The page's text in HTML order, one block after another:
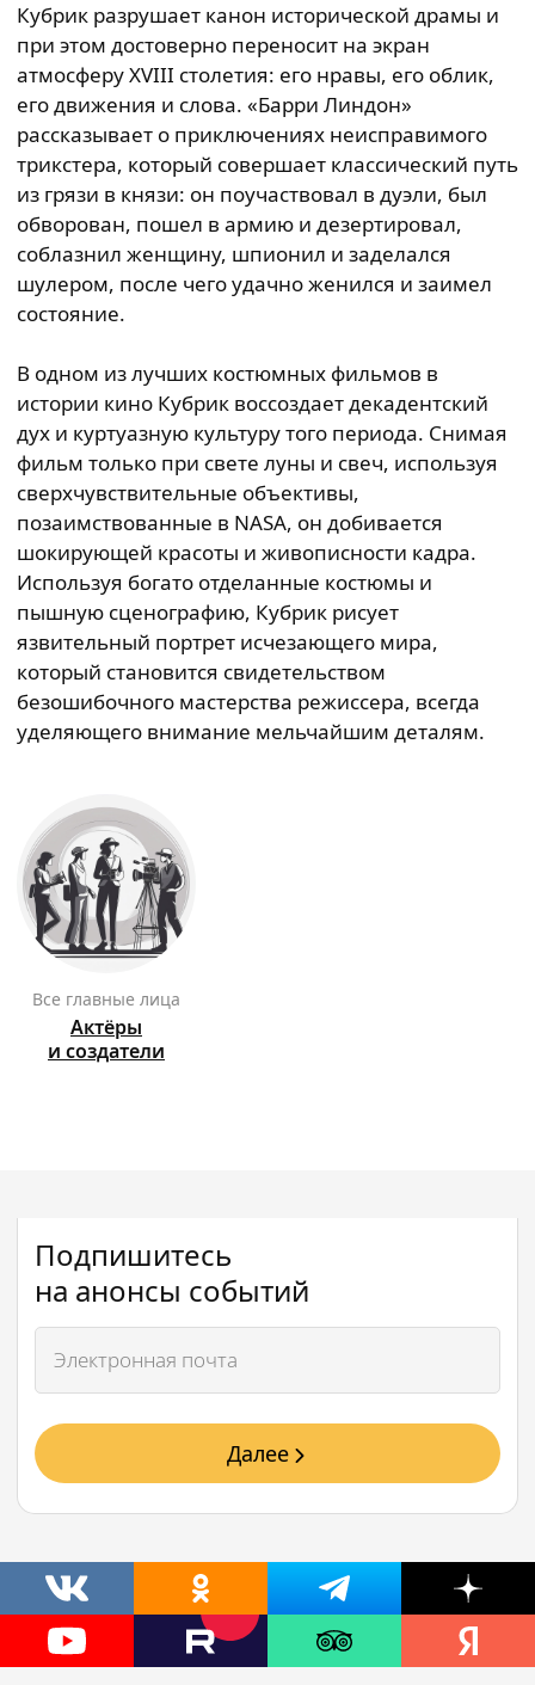
Кубрик разрушает канон исторической драмы и
при этом достоверно переносит на экран
атмосферу XVIII столетия: его нравы, его облик,
его движения и слова. «Барри Линдон»
рассказывает о приключениях неисправимого
трикстера, который совершает классический путь
из грязи в князи: он поучаствовал в дуэли, был
обворован, пошел в армию и дезертировал,
соблазнил женщину, шпионил и заделался
шулером, после чего удачно женился и заимел
состояние.
В одном из лучших костюмных фильмов в
истории кино Кубрик воссоздает декадентский
дух и куртуазную культуру того периода. Снимая
фильм только при свете луны и свеч, используя
сверхчувствительные объективы,
позаимствованные в NASA, он добивается
шокирующей красоты и живописности кадра.
Используя богато отделанные костюмы и
пышную сценографию, Кубрик рисует
язвительный портрет исчезающего мира,
который становится свидетельством
безошибочного мастерства режиссера, всегда
уделяющего внимание мельчайшим деталям.
Все главные лица
Актёры
и создатели
Подпишитесь
на анонсы событий
Далее